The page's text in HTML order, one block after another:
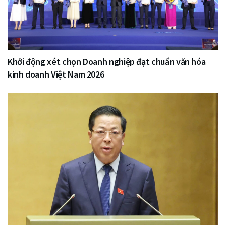
Khởi động xét chọn Doanh nghiệp đạt chuẩn văn hóa
kinh doanh Việt Nam 2026